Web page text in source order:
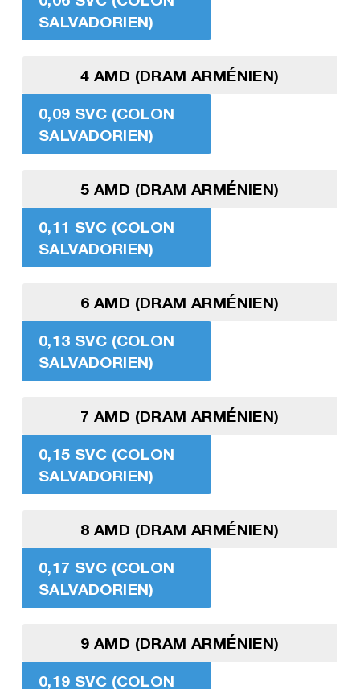
SALVADORIEN)
4 AMD (DRAM ARMÉNIEN)
0,09 SVC (COLON
SALVADORIEN)
5 AMD (DRAM ARMÉNIEN)
0,11 SVC (COLON
SALVADORIEN)
6 AMD (DRAM ARMÉNIEN)
0,13 SVC (COLON
SALVADORIEN)
7 AMD (DRAM ARMÉNIEN)
0,15 SVC (COLON
SALVADORIEN)
8 AMD (DRAM ARMÉNIEN)
0,17 SVC (COLON
SALVADORIEN)
9 AMD (DRAM ARMÉNIEN)
0,19 SVC (COLON